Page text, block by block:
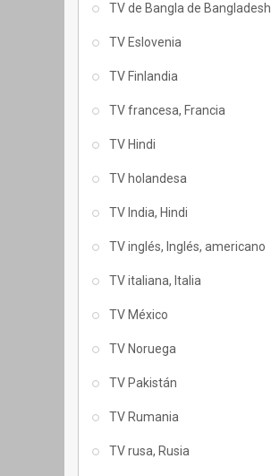
TV de Bangla de Bangladesh
TV Eslovenia
TV Finlandia
TV francesa, Francia
TV Hindi
TV holandesa
TV India, Hindi
TV inglés, Inglés, americano
TV italiana, Italia
TV México
TV Noruega
TV Pakistán
TV Rumania
TV rusa, Rusia